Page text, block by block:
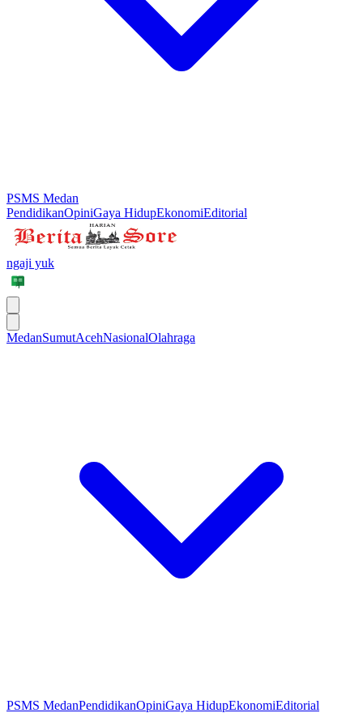
PSMS Medan
PendidikanOpiniGaya HidupEkonomiEditorial
ngaji yuk
MedanSumutAcehNasionalOlahraga
PSMS MedanPendidikanOpiniGaya HidupEkonomiEditorial